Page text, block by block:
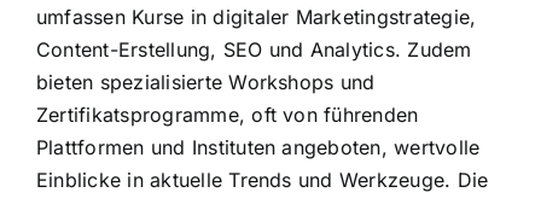
umfassen Kurse in digitaler Marketingstrategie,
Content-Erstellung, SEO und Analytics. Zudem
bieten spezialisierte Workshops und
Zertifikatsprogramme, oft von führenden
Plattformen und Instituten angeboten, wertvolle
Einblicke in aktuelle Trends und Werkzeuge. Die